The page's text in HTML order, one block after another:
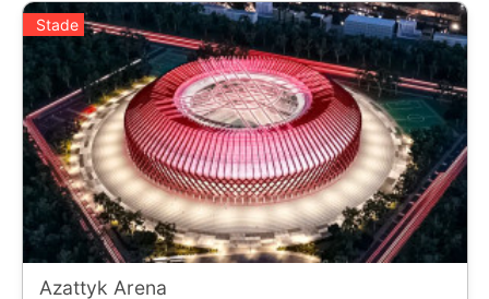
Stade
Azattyk Arena